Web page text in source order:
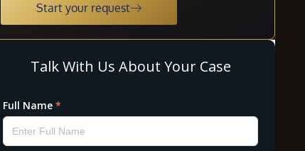
Start your request